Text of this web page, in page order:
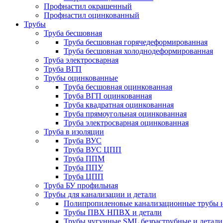
Профнастил окрашенный
Профнастил оцинкованный
Трубы
Труба бесшовная
Труба бесшовная горячедеформированная
Труба бесшовная холоднодеформированная
Труба электросварная
Труба ВГП
Трубы оцинкованные
Труба бесшовная оцинкованная
Труба ВГП оцинкованная
Труба квадратная оцинкованная
Труба прямоугольная оцинкованная
Труба электросварная оцинкованная
Труба в изоляции
Труба ВУС
Труба ВУС ЦПП
Труба ППМ
Труба ППУ
Труба ЦПП
Труба БУ профильная
Трубы для канализации и детали
Полипропиленовые канализационные трубы
Трубы ПВХ НПВХ и детали
Трубы чугунные SML безраструбные и детали